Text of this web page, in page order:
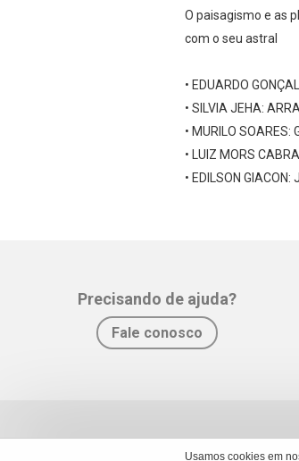
Usamos cookies em
O paisagismo e as
com o seu astral
• EDUARDO
• SILVIA JEHA:
• MURILO SOARES:
• LUIZ MORS
• EDILSON
Precisando de ajuda?
Fale conosco